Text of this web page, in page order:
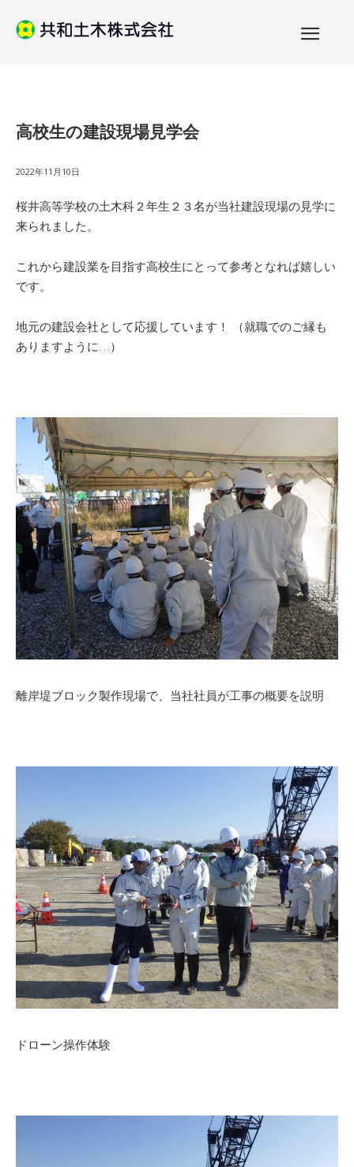
高校生の建設現場見学会
2022年11月10日
桜井高等学校の土木科２年生２３名が当社建設現場の見学に
来られました。
これから建設業を目指す高校生にとって参考となれば嬉しい
です。
地元の建設会社として応援しています！ （就職でのご縁も
ありますように…）
離岸堤ブロック製作現場で、当社社員が工事の概要を説明
ドローン操作体験